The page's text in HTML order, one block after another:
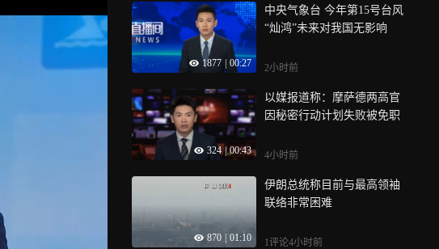
1877 00:27
中央气象台 今年第15号台风
“灿鸿”未来对我国无影响
2小时前
324 00:43
以媒报道称：摩萨德两高官
因秘密行动计划失败被免职
4小时前
870 01:10
伊朗总统称目前与最高领袖
联络非常困难
1评论4小时前